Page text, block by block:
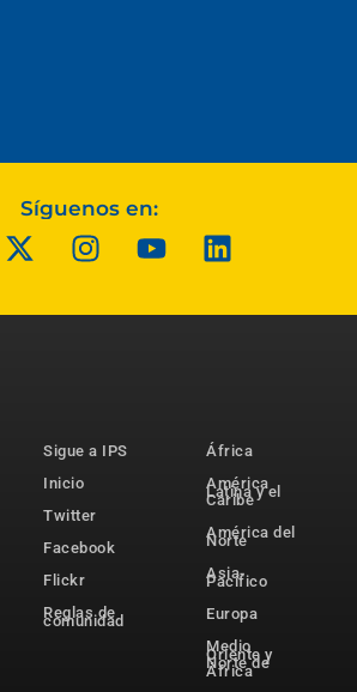
Síguenos en:
Sigue a IPS
Inicio
Twitter
Facebook
Flickr
Reglas de
comunidad
África
América
Latina y el
Caribe
América del
Norte
Asia-
Pacífico
Europa
Medio
Oriente y
Norte de
África